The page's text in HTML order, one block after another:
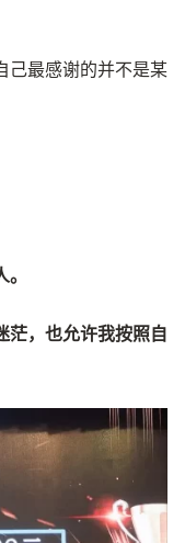
己最感谢的并不是某
茫，也允许我按照自